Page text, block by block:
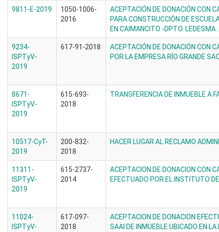
9811-E-2019
1050-1006-
2016
ACEPTACIÓN DE DONACIÓN CON
PARA CONSTRUCCIÓN DE
EN CAIMANCITO -DPTO. LEDESMA
9234-
ISPTyV-
2019
617-91-2018
ACEPTACIÓN DE DONACIÓN CON
POR LA EMPRESA RÍO GRANDE
8671-
ISPTyV-
2019
615-693-
2018
TRANSFERENCIA DE INMUEBLE A
10517-CyT-
2019
200-832-
2018
HACER LUGAR AL RECLAMO
11311-
ISPTyV-
2019
615-2737-
2014
ACEPTACION DE DONACION CON
EFECTUADO POR EL INSTITUTO
11024-
ISPTyV-
617-097-
2018
ACEPTACION DE DONACION
SAAI DE INMUEBLE UBICADO EN